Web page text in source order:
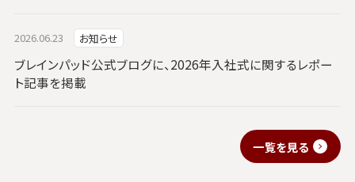
2026.06.23 お知らせ
ブレインパッド公式ブログに、2026年入社式に関するレポー
ト記事を掲載
一覧を見る